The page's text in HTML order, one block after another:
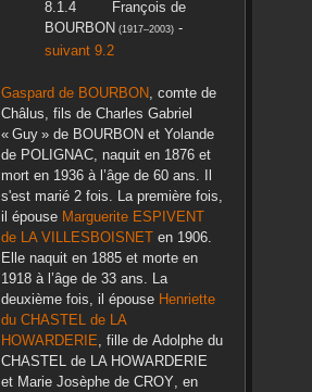
François de
BOURBON (1917–2003)-
suivant 9.2
Gaspard de BOURBON, comte de
Châlus, fils de Charles Gabriel
« Guy »de BOURBON et Yolande
de POLIGNAC, naquit en 1876et
mort en 1936à l’âge de 60 ans. Il
s'est marié 2 fois. La première fois,
il épouse MargueriteESPIVENT
de LA VILLESBOISNETen 1906.
Elle naquit en 1885et morte en
1918à l’âge de 33 ans. La
deuxième fois, il épouse Henriette
du CHASTEL de LA
HOWARDERIE, fille de Adolphedu
CHASTEL de LA HOWARDERIE
et Marie Josèphede CROY, en